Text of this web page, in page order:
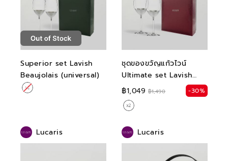
Superior set Lavish
Beaujolais (universal)
ชุดของขวัญแก้วไวน์
Ultimate set Lavish
Bordeaux
฿1,049 ฿1,490 -30%
Lucaris Lucaris